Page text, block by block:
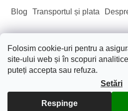
Folosim cookie-uri pentru a
site-ului web și în scopuri
puteți accepta sau refuza.
Setări
Respinge
Blog Transportul și plata
Creat de
Drepturi de autor 2026
Toate drepturile rezervate.